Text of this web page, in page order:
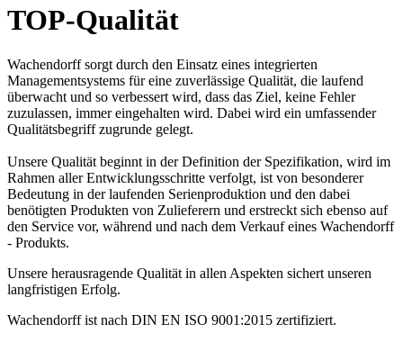
TOP-Qualität
Wachendorff sorgt durch den Einsatz eines integrierten
Managementsystems für eine zuverlässige Qualität, die laufend
überwacht und so verbessert wird, dass das Ziel, keine Fehler
zuzulassen, immer eingehalten wird. Dabei wird ein umfassender
Qualitätsbegriff zugrunde gelegt.
Unsere Qualität beginnt in der Definition der Spezifikation, wird im
Rahmen aller Entwicklungsschritte verfolgt, ist von besonderer
Bedeutung in der laufenden Serienproduktion und den dabei
benötigten Produkten von Zulieferern und erstreckt sich ebenso auf
den Service vor, während und nach dem Verkauf eines Wachendorff
- Produkts.
Unsere herausragende Qualität in allen Aspekten sichert unseren
langfristigen Erfolg.
Wachendorff ist nach DIN EN ISO 9001:2015 zertifiziert.